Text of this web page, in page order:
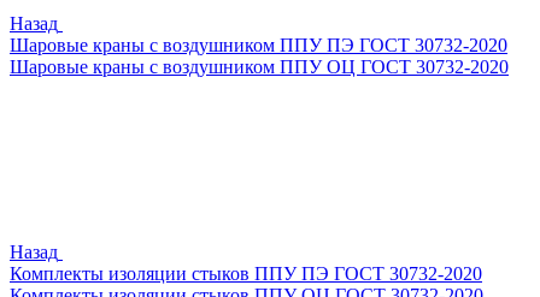
Назад
Шаровые краны с воздушником ППУ ПЭ ГОСТ 30732-2020
Шаровые краны с воздушником ППУ ОЦ ГОСТ 30732-2020
Назад
Комплекты изоляции стыков ППУ ПЭ ГОСТ 30732-2020